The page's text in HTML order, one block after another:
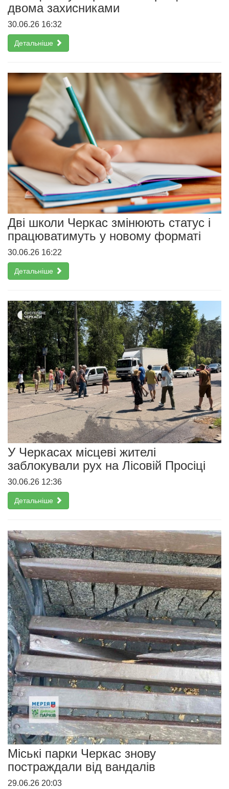
двома захисниками
30.06.26 16:32
Детальніше
Дві школи Черкас змінюють статус і
працюватимуть у новому форматі
30.06.26 16:22
Детальніше
У Черкасах місцеві жителі
заблокували рух на Лісовій Просіці
30.06.26 12:36
Детальніше
Міські парки Черкас знову
постраждали від вандалів
29.06.26 20:03